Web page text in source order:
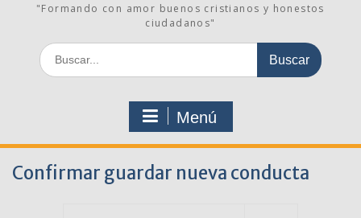
"Formando con amor buenos cristianos y honestos
ciudadanos"
Buscar:
Menú
Confirmar guardar nueva conducta